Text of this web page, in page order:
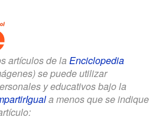
artículos de la Enciclopedia
se puede utilizar
y educativos bajo la
a menos que se indique